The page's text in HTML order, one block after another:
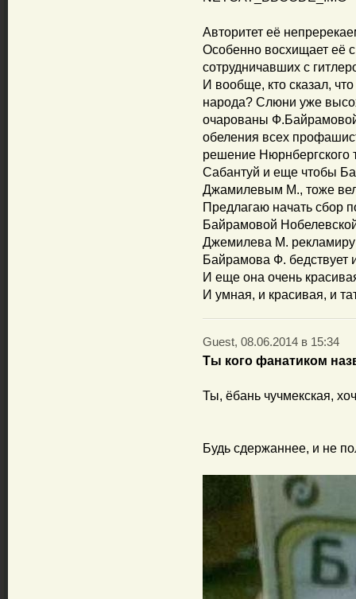
Авторитет её
Особенно восхищает её
сотрудничавших с
И вообще, кто сказал,
народа? Слюни уже
очарованы
обеления всех
решение Нюрнбергского
Сабантуй и еще чтобы
Джамилевым М., тоже
Предлагаю начать сбор
Байрамовой
Джемилева М.
Байрамова Ф. бедствует
И еще она очень
И умная, и красивая, и
Guest, 08.06.2014 в 15:34
Ты кого фанатиком
Ты, ёбань чучмекская,
Будь сдержаннее, и не